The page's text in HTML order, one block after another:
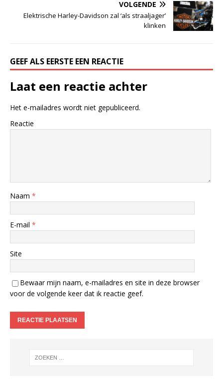
VOLGENDE
Elektrische Harley-Davidson zal ‘als straaljager’
klinken
GEEF ALS EERSTE EEN REACTIE
Laat een reactie achter
Het e-mailadres wordt niet gepubliceerd.
Reactie
Naam *
E-mail *
Site
Bewaar mijn naam, e-mailadres en site in deze browser
voor de volgende keer dat ik reactie geef.